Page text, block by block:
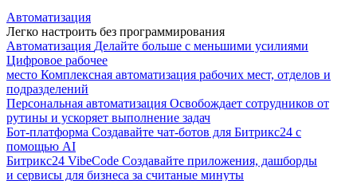
Автоматизация
Легко настроить без программирования
Автоматизация Делайте больше с меньшими усилиями
Цифровое рабочее
место Комплексная автоматизация рабочих мест, отделов и
подразделений
Персональная автоматизация Освобождает сотрудников от
рутины и ускоряет выполнение задач
Бот-платформа Создавайте чат-ботов для Битрикс24 с
помощью AI
Битрикс24 VibeCode Создавайте приложения, дашборды
и сервисы для бизнеса за считаные минуты